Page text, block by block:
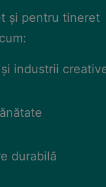
și pentru tineret
industrii
durabilă